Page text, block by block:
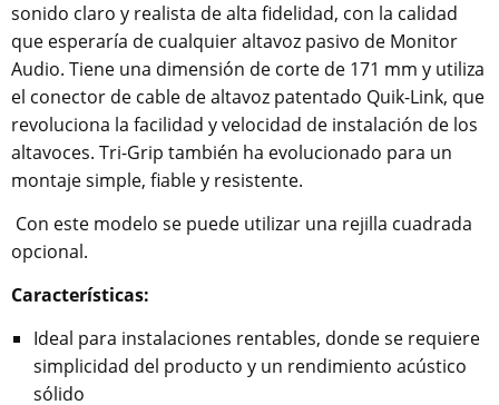
sonido claro y realista de alta fidelidad, con la calidad
que esperaría de cualquier altavoz pasivo de Monitor
Audio. Tiene una dimensión de corte de 171 mm y utiliza
el conector de cable de altavoz patentado Quik-Link, que
revoluciona la facilidad y velocidad de instalación de los
altavoces. Tri-Grip también ha evolucionado para un
montaje simple, fiable y resistente.
Con este modelo se puede utilizar una rejilla cuadrada
opcional.
Características:
Ideal para instalaciones rentables, donde se requiere
simplicidad del producto y un rendimiento acústico
sólido